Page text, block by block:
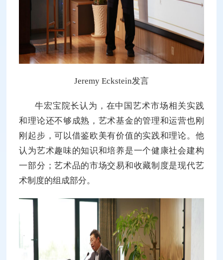
Jeremy Eckstein发言
牛宏宝院长认为，在中国艺术市场相关实践
和理论还不够成熟，艺术基金的管理和运营也刚
刚起步，可以借鉴欧美有价值的实践和理论。他
认为艺术趣味的知识和培养是一个健康社会建构
一部分；艺术品的市场交易和收藏制度是现代艺
术制度的组成部分。